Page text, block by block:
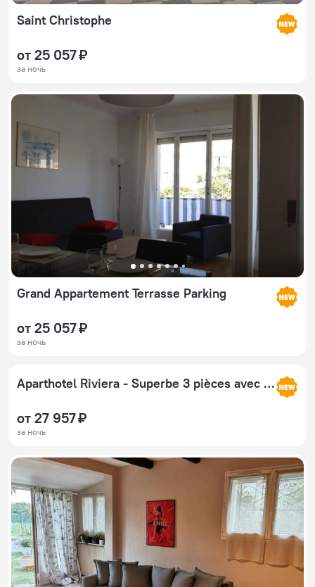
Saint Christophe
от 25 057 ₽
за ночь
Grand Appartement Terrasse Parking
от 25 057 ₽
за ночь
Aparthotel Riviera - Superbe 3 pièces avec terrasse plein sud et parking- La Terrasse du Jardin du Ray
от 27 957 ₽
за ночь